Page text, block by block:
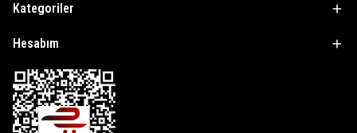
Kategoriler
Hesabım